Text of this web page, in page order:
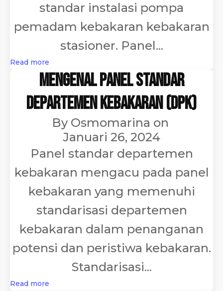
standar instalasi pompa
pemadam kebakaran kebakaran
stasioner. Panel...
Read more
Mengenal Panel Standar
Departemen Kebakaran (DPK)
By Osmomarina on
Januari 26, 2024
Panel standar departemen
kebakaran mengacu pada panel
kebakaran yang memenuhi
standarisasi departemen
kebakaran dalam penanganan
potensi dan peristiwa kebakaran.
Standarisasi...
Read more